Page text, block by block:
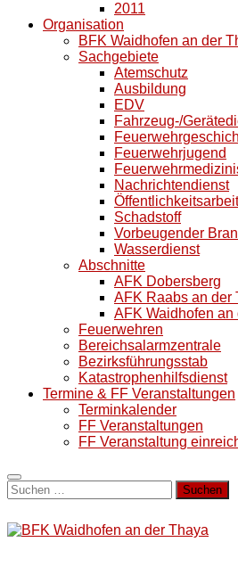
2011
Organisation
BFK Waidhofen an der
Sachgebiete
Atemschutz
Ausbildung
EDV
Fahrzeug-/
Feuerwehrjugend
Nachrichtendienst
Schadstoff
Vorbeugender
Wasserdienst
Abschnitte
AFK Dobersberg
AFK Raabs an der
AFK Waidhofen an
Feuerwehren
Bereichsalarmzentrale
Bezirksführungsstab
Katastrophenhilfsdienst
Termine & FF Veranstaltungen
Terminkalender
FF Veranstaltungen
FF Veranstaltung
Suchen
nach: